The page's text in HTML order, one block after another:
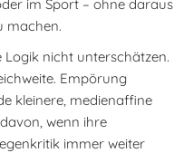
im Sport – ohne daraus
machen.
nicht unterschätzen.
Empörung
kleinere, medienaffine
wenn ihre
immer weiter